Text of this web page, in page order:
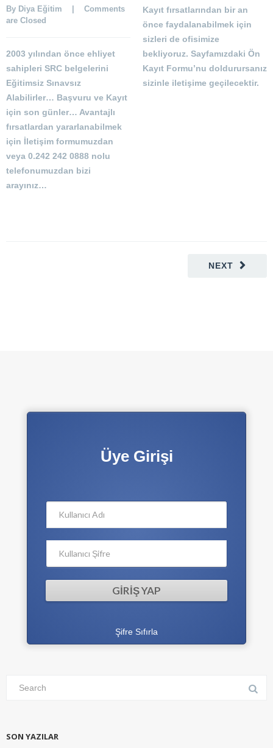
By Diya Eğitim
Comments
are Closed
2003 yılından önce ehliyet
sahipleri SRC belgelerini
Eğitimsiz Sınavsız
Alabilirler… Başvuru ve Kayıt
için son günler… Avantajlı
fırsatlardan yararlanabilmek
için İletişim formumuzdan
veya 0.242 242 0888 nolu
telefonumuzdan bizi
arayınız…
Kayıt fırsatlarından bir an
önce faydalanabilmek için
sizleri de ofisimize
bekliyoruz. Sayfamızdaki Ön
Kayıt Formu’nu doldurursanız
sizinle iletişime geçilecektir.
NEXT
Üye Girişi
Şifre Sıfırla
SON YAZILAR